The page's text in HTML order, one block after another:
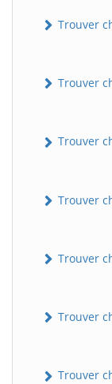
Trouver
Trouver
Trouver
Trouver
Trouver
Trouver
Trouver